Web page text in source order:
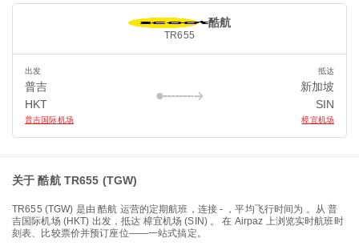
酷航
TR655
出发
普吉
HKT
普吉国际机场
抵达
新加坡
SIN
樟宜机场
关于 酷航 TR655 (TGW)
TR655 (TGW) 是由酷航 运营的定期航班，连接- ，平均飞行时间为 。从普
吉国际机场 (HKT) 出发，抵达 樟宜机场 (SIN) 。 在 Airpaz 上浏览实时航班时
刻表、比较票价并预订座位——一站式搞定。